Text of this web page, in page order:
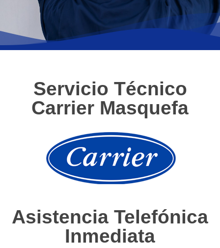
Servicio Técnico
Carrier Masquefa
Asistencia Telefónica
Inmediata